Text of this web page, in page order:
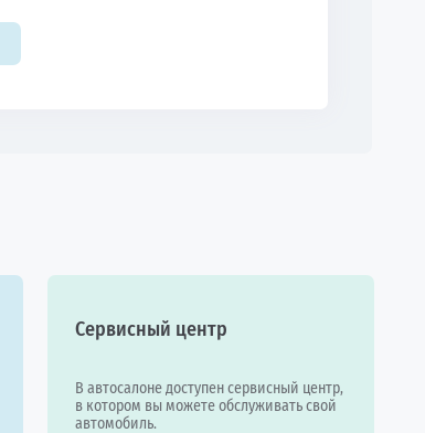
Сервисный центр
В автосалоне доступен сервисный центр,
в котором вы можете обслуживать свой
автомобиль.